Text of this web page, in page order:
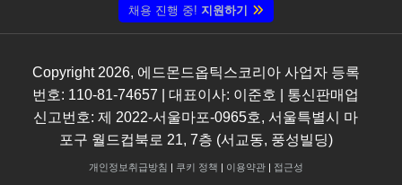
채용 진행 중! 지원하기
Copyright 2026, 에드몬드옵틱스코리아 사업자 등록
번호: 110-81-74657 | 대표이사: 이준호 | 통신판매업
신고번호: 제 2022-서울마포-0965호, 서울특별시 마
포구 월드컵북로 21, 7층 (서교동, 풍성빌딩)
개인정보취급방침 | 쿠키 정책 | 이용약관| 접근성